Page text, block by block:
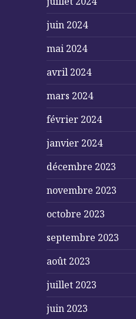
juin 2024
mai 2024
avril 2024
mars 2024
février 2024
janvier 2024
décembre 2023
novembre 2023
octobre 2023
septembre 2023
août 2023
juillet 2023
juin 2023